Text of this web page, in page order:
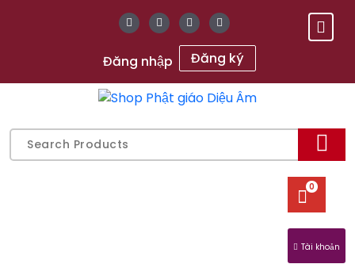
Đăng nhập
Đăng ký
Gửi chữ Tâm, gieo mầm An Lạc
Search
for:
0
Tài khoản